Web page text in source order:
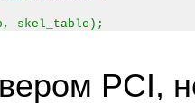
skel_table);
PCI,